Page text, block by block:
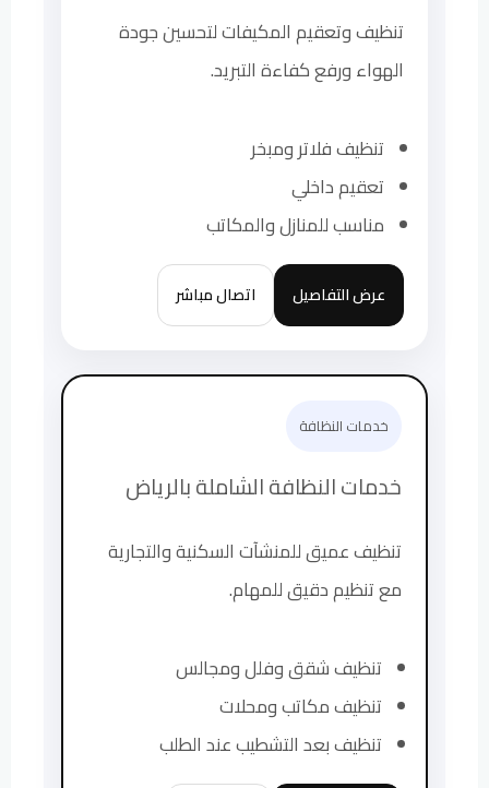
تنظيف وتعقيم المكيفات لتحسين جودة
الهواء ورفع كفاءة التبريد.
تنظيف فلاتر ومبخر
تعقيم داخلي
مناسب للمنازل والمكاتب
عرض التفاصيل اتصال مباشر
خدمات النظافة
خدمات النظافة الشاملة بالرياض
تنظيف عميق للمنشآت السكنية والتجارية
مع تنظيم دقيق للمهام.
تنظيف شقق وفلل ومجالس
تنظيف مكاتب ومحلات
تنظيف بعد التشطيب عند الطلب